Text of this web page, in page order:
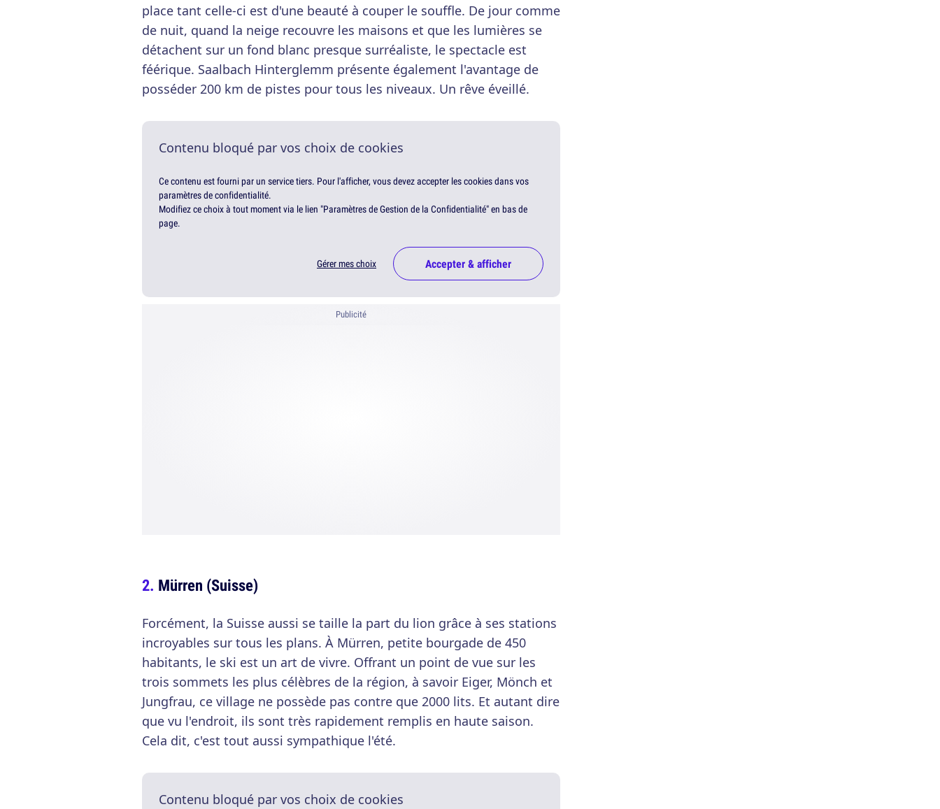
place tant celle-ci est d'une beauté à couper le souffle. De jour comme
de nuit, quand la neige recouvre les maisons et que les lumières se
détachent sur un fond blanc presque surréaliste, le spectacle est
féérique. Saalbach Hinterglemm présente également l'avantage de
posséder 200 km de pistes pour tous les niveaux. Un rêve éveillé.
Contenu bloqué par vos choix de cookies
Ce contenu est fourni par un service tiers. Pour l'afficher, vous devez accepter les cookies dans vos
paramètres de confidentialité.
Modifiez ce choix à tout moment via le lien "Paramètres de Gestion de la Confidentialité" en bas de
page.
Gérer mes choix Accepter & afficher
Publicité
Mürren (Suisse)
Forcément, la Suisse aussi se taille la part du lion grâce à ses stations
incroyables sur tous les plans. À Mürren, petite bourgade de 450
habitants, le ski est un art de vivre. Offrant un point de vue sur les
trois sommets les plus célèbres de la région, à savoir Eiger, Mönch et
Jungfrau, ce village ne possède pas contre que 2000 lits. Et autant dire
que vu l'endroit, ils sont très rapidement remplis en haute saison.
Cela dit, c'est tout aussi sympathique l'été.
Contenu bloqué par vos choix de cookies